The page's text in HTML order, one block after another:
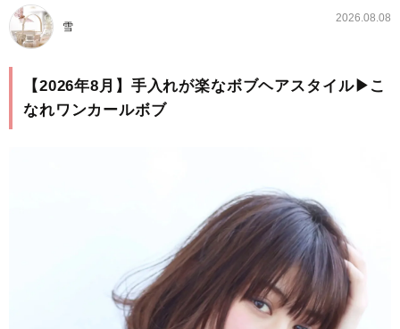
雪
2026.08.08
【2026年8月】手入れが楽なボブヘアスタイル▶こ
なれワンカールボブ